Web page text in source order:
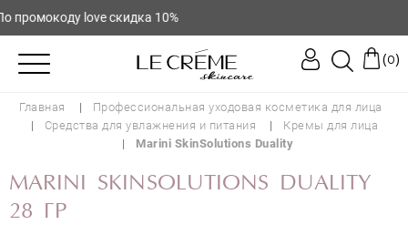
love скидка 10%
(0)
Главная
Профессиональная уходовая косметика для лица
Средства для увлажнения и питания
Кремы для лица
Marini SkinSolutions Duality
MARINI SKINSOLUTIONS DUALITY
28 ГР